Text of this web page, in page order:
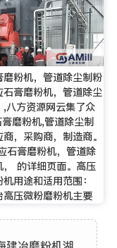
磨粉机，管道除尘制粉
石膏磨粉机，管道除尘
,八方资源网云集了众
磨粉机,管道除尘制
，采购商，制造商。
石膏磨粉机，管道除
， 的详细页面。高压
用途和适用范围：
高压微粉磨粉机主要